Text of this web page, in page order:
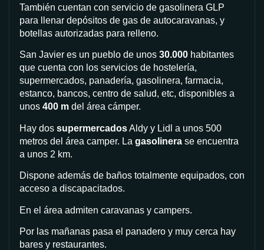
También cuentan con servicio de gasolinera GLP
para llenar depósitos de gas de autocaravanas, y
botellas autorizadas para relleno.
San Javier es un pueblo de unos 30.000 habitantes
que cuenta con los servicios de hostelería,
supermercados, panadería, gasolinera, farmacia,
estanco, bancos, centro de salud, etc, disponibles a
unos 400 m del área cámper.
Hay dos supermercadosAldy y Lidl a unos 500
metros del área camper. La gasolinera se encuentra
a unos 2 km.
Dispone además de baños totalmente equipados, con
acceso a discapacitados.
En el área admiten caravanas y campers.
Por las mañanas pasa el panadero y muy cerca hay
bares y restaurantes.